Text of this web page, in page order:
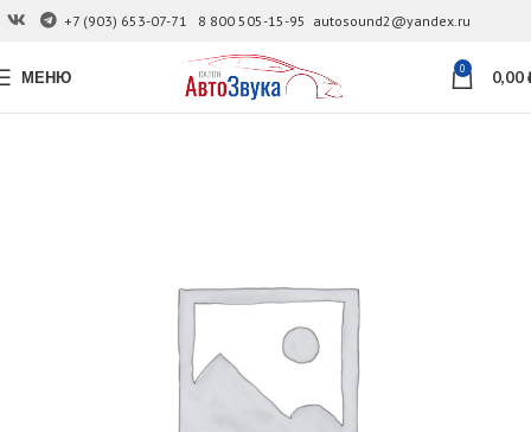
+7 (903) 653-07-71 8 800 505-15-95 autosound2@yandex.ru
МЕНЮ 0 0,00